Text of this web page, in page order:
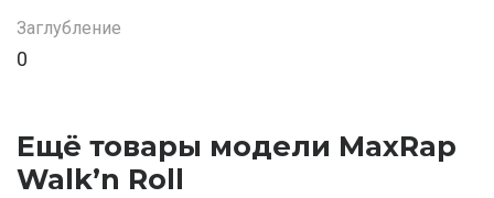
Заглубление
0
Ещё товары модели MaxRap
Walk’n Roll